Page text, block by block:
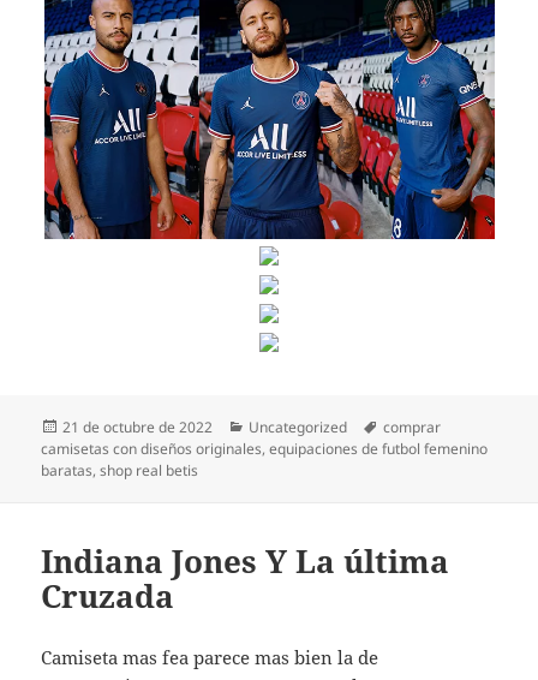
Publicado
el
21 de octubre de 2022 Categorías
Uncategorized Etiquetas
comprar
camisetas con diseños originales,equipaciones de futbol femenino
baratas,shop real betis
Indiana Jones Y La última
Cruzada
Camiseta mas fea parece mas bien la de